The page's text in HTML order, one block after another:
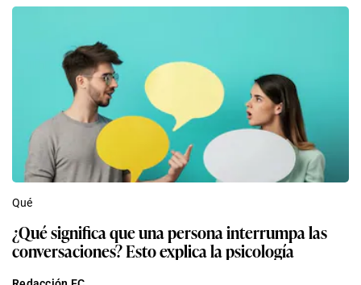
Qué
¿Qué significa que una persona interrumpa las
conversaciones? Esto explica la psicología